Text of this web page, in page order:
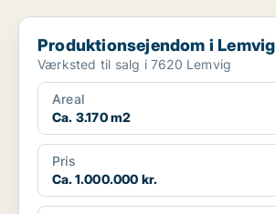
Produktionsejendom i Lemvig
Produktionsejendom i Lemvig
Værksted til salg i 7620 Lemvig
Areal
Ca. 3.170 m2
Pris
Ca. 1.000.000 kr.